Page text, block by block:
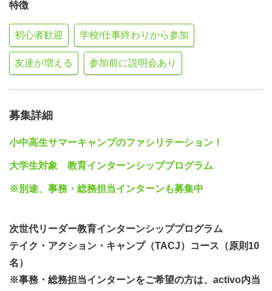
特徴
初心者歓迎 学校/仕事終わりから参加
友達が増える 参加前に説明会あり
募集詳細
小中高生サマーキャンプのファシリテーション！
大学生対象 教育インターンシッププログラム
※別途、事務・総務担当インターンも募集中
次世代リーダー教育インターンシッププログラム
テイク・アクション・キャンプ（TACJ）コース（原則10
名）
※事務・総務担当インターンをご希望の方は、activo内当